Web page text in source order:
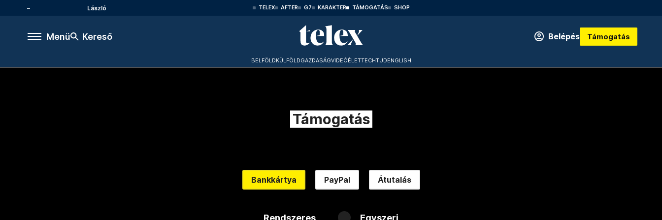
László TELEX AFTER G7 KARAKTER TÁMOGATÁS SHOP
Menü Kereső Belépés Támogatás
BELFÖLDKÜLFÖLDGAZDASÁGVIDEÓÉLETTECHTUDENGLISH
Támogatás
Bankkártya PayPal Átutalás
Rendszeres Egyszeri